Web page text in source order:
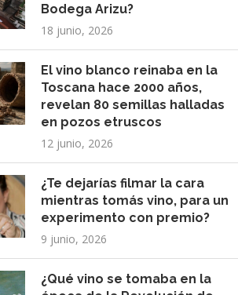
Bodega Arizu?
18 junio, 2026
El vino blanco reinaba en la
Toscana hace 2000 años,
revelan 80 semillas halladas
en pozos etruscos
12 junio, 2026
¿Te dejarías filmar la cara
mientras tomás vino, para un
experimento con premio?
9 junio, 2026
¿Qué vino se tomaba en la